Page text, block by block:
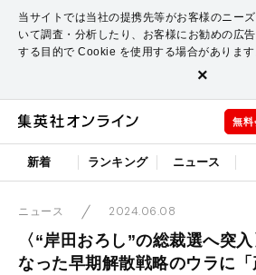
当サイトでは当社の提携先等がお客様のニー
いて調査・分析したり、お客様にお勧めの広
する目的で Cookie を使用する場合があります
×
無料
新着 ランキング ニュース
ニュース 2024.06.08
〈“岸田おろし”の総裁選へ突
なった早期解散戦略のウラに